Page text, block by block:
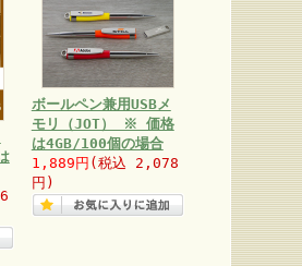
ボールペン兼用USBメ
モリ（JOT） ※ 価格
は4GB/100個の場合
1,889円 (税込 2,078
円)